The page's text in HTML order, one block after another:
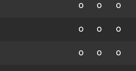
0 0 0
0 0 0
0 0 0